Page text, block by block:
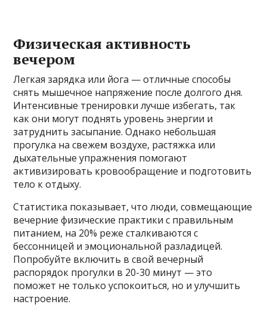
Физическая активность
вечером
Легкая зарядка или йога — отличные способы
снять мышечное напряжение после долгого дня.
Интенсивные тренировки лучше избегать, так
как они могут поднять уровень энергии и
затруднить засыпание. Однако небольшая
прогулка на свежем воздухе, растяжка или
дыхательные упражнения помогают
активизировать кровообращение и подготовить
тело к отдыху.
Статистика показывает, что люди, совмещающие
вечерние физические практики с правильным
питанием, на 20% реже сталкиваются с
бессонницей и эмоциональной разладицей.
Попробуйте включить в свой вечерный
распорядок прогулки в 20-30 минут — это
поможет не только успокоиться, но и улучшить
настроение.